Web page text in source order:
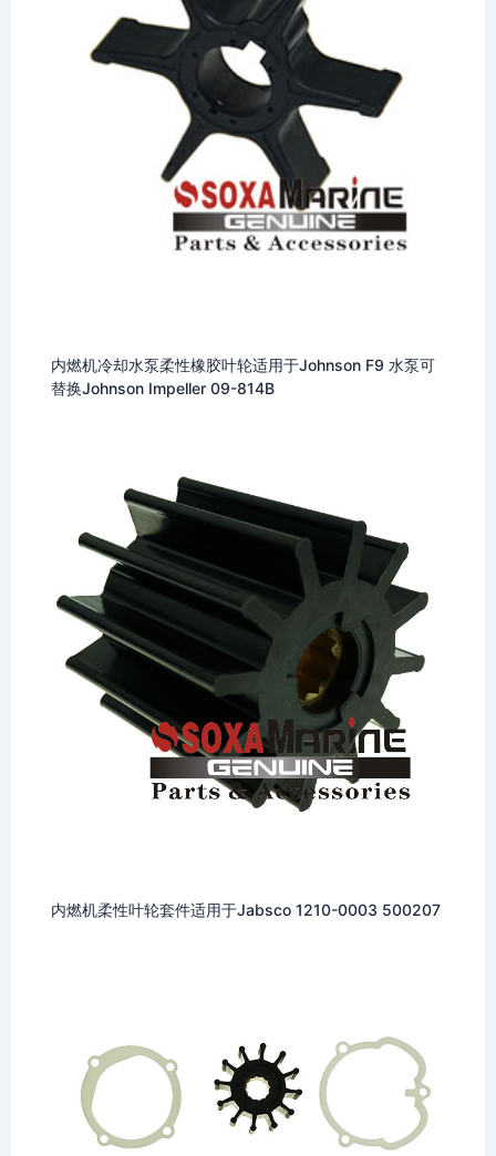
内燃机冷却水泵柔性橡胶叶轮适用于Johnson F9 水泵可
替换Johnson Impeller 09-814B
内燃机柔性叶轮套件适用于Jabsco 1210-0003 500207